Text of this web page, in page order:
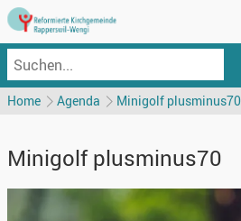
Home Agenda Minigolf plusminus70
Minigolf plusminus70